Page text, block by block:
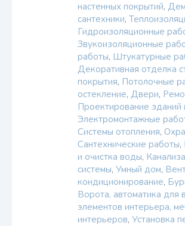
настенных покрытий,
сантехники,
Гидроизоляционные
Звукоизоляционные
работы, Штукатурные
Декоративная отделка
покрытия, Потолочные
остекление, Двери,
Проектирование зданий
Электромонтажные
Системы отопления,
Сантехнические работы,
и очистка воды,
системы, Умный дом,
кондиционирование,
Ворота, автоматика для
элементов интерьера,
интерьеров, Установка